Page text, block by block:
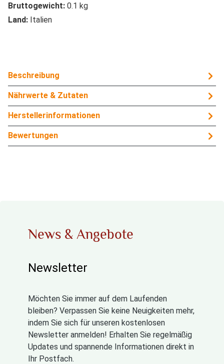
Bruttogewicht: 0.1 kg
Land: Italien
Beschreibung
Nährwerte & Zutaten
Herstellerinformationen
Bewertungen
News & Angebote
Newsletter
Möchten Sie immer auf dem Laufenden
bleiben? Verpassen Sie keine Neuigkeiten mehr,
indem Sie sich für unseren kostenlosen
Newsletter anmelden! Erhalten Sie regelmäßig
Updates und spannende Informationen direkt in
Ihr Postfach.